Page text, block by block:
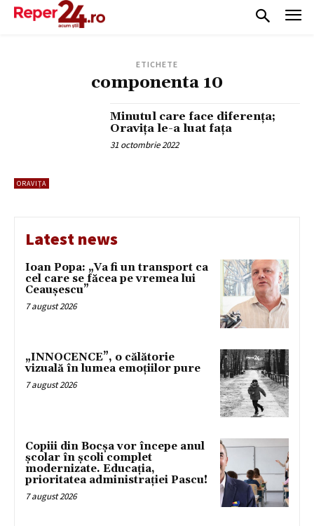
ETICHETE
componenta 10
ORAVIȚA
Minutul care face diferența;
Oravița le-a luat fața
31 octombrie 2022
Latest news
Ioan Popa: „Va fi un transport ca
cel care se făcea pe vremea lui
Ceaușescu”
7 august 2026
„INNOCENCE”, o călătorie
vizuală în lumea emoțiilor pure
7 august 2026
Copiii din Bocșa vor începe anul
școlar în școli complet
modernizate. Educația,
prioritatea administrației Pascu!
7 august 2026